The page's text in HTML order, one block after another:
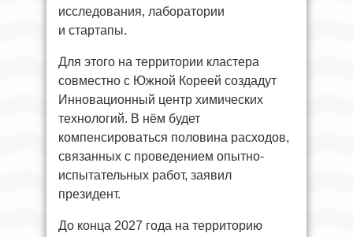
исследования, лаборатории
и стартапы.
Для этого на территории кластера
совместно с Южной Кореей создадут
Инновационный центр химических
технологий. В нём будет
компенсироваться половина расходов,
связанных с проведением опытно-
испытательных работ, заявил
президент.
До конца 2027 года на территорию